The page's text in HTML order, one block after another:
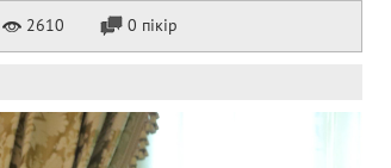
2610 0 пікір